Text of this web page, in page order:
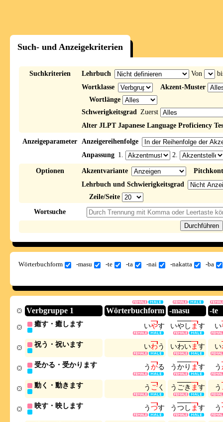
Such- und Anzeigekriterien
Suchkriterien Lehrbuch Von
Wortklasse
Akzent-Muster
Wortlänge
Schwerigkeitsgrad Zuerst
Alter JLPT Japanese Language Proficiency
Anzeigeparameter Anzeigereihenfolge
Anpassung 1. 2.
Optionen Akzentvariante
Lehrbuch und Schwierigkeitsgrad
Zeile/Seite
Wortsuche
Wörterbuchform -masu -te -ta -nai -nakatta -ba
Verbgruppe 1 Wörterbuchform -masu -te
癒す・癒します いやす いやし ます い
祝う・祝います いわう いわいます い
受かる・受かります うかる うかり ます う
動く・動きます う ごく う ごき ます う
映す・映します うつす うつ し ます う